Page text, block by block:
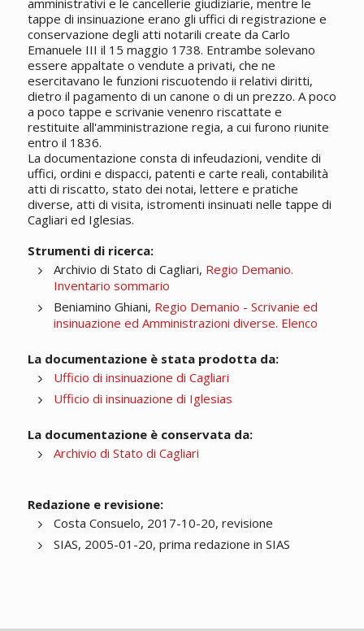
amministrativi e le cancellerie giudiziarie, mentre le
tappe di insinuazione erano gli uffici di registrazione e
conservazione degli atti notarili create da Carlo
Emanuele III il 15 maggio 1738. Entrambe solevano
essere appaltate o vendute a privati, che ne
esercitavano le funzioni riscuotendo ii relativi diritti,
dietro il pagamento di un canone o di un prezzo. A poco
a poco tappe e scrivanie venenro riscattate e
restituite all'amministrazione regia, a cui furono riunite
entro il 1836.
La documentazione consta di infeudazioni, vendite di
uffici, ordini e dispacci, patenti e carte reali, contabilità
atti di riscatto, stato dei notai, lettere e pratiche
diverse, atti di visita, istromenti insinuati nelle tappe di
Cagliari ed Iglesias.
Strumenti di ricerca:
Archivio di Stato di Cagliari, Regio Demanio.
Inventario sommario
Beniamino Ghiani, Regio Demanio - Scrivanie ed
insinuazione ed Amministrazioni diverse. Elenco
La documentazione è stata prodotta da:
Ufficio di insinuazione di Cagliari
Ufficio di insinuazione di Iglesias
La documentazione è conservata da:
Archivio di Stato di Cagliari
Redazione e revisione:
Costa Consuelo, 2017-10-20, revisione
SIAS, 2005-01-20, prima redazione in SIAS